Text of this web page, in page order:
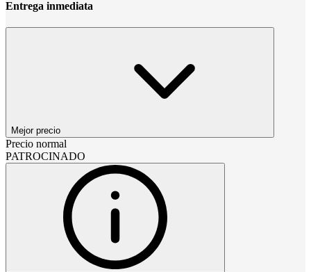
Entrega inmediata
Mejor precio
Precio normal
PATROCINADO